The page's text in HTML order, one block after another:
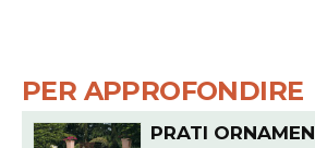
PER APPROFONDIRE
PRATI